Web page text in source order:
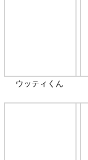
ウッティくん